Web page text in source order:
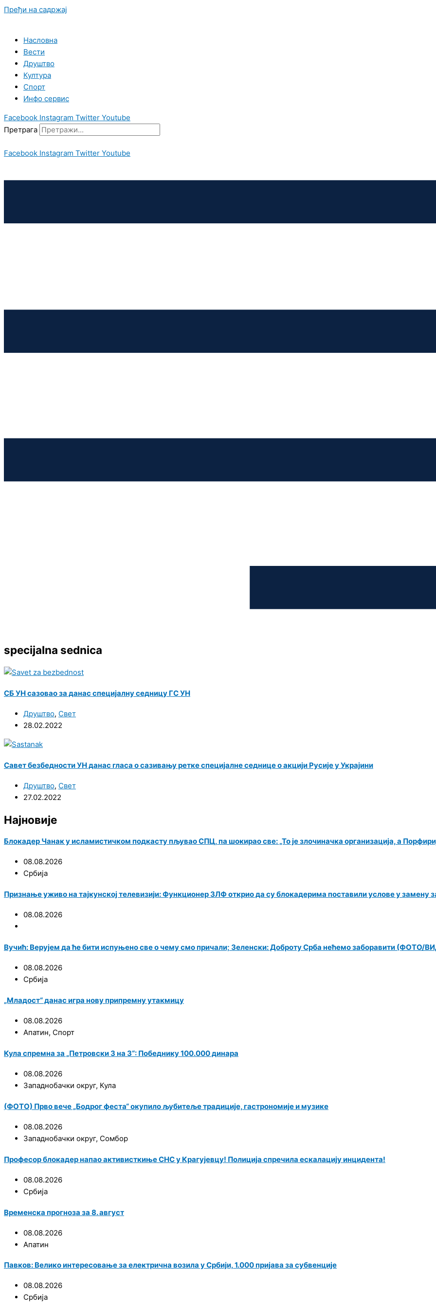
Пређи на садржај
Насловна
Вести
Друштво
Култура
Спорт
Инфо сервис
Facebook Instagram Twitter Youtube
Претрага
Facebook Instagram Twitter Youtube
specijalna sednica
СБ УН сазовао за данас специјалну седницу ГС УН
Друштво, Свет
28.02.2022
Савет безбедности УН данас гласа о сазивању ретке специјалне седнице о акцији Русије у Украјини
Друштво, Свет
27.02.2022
Најновије
Блокадер Чанак у исламистичком подкасту пљувао СПЦ, па шокирао све: „То је злочиначка организација, а
08.08.2026
Србија
Признање уживо на тајкунској телевизији: Функционер ЗЛФ открио да су блокадерима поставили услове у замену
08.08.2026
Вучић: Верујем да ће бити испуњено све о чему смо причали; Зеленски: Доброту Срба нећемо заборавити (ФОТО/
08.08.2026
Србија
„Младост“ данас игра нову припремну утакмицу
08.08.2026
Апатин, Спорт
Кула спремна за „Петровски 3 на 3“: Победнику 100.000 динара
08.08.2026
Западнобачки округ, Кула
(ФОТО) Прво вече „Бодрог феста“ окупило љубитеље традиције, гастрономије и музике
08.08.2026
Западнобачки округ, Сомбор
Професор блокадер напао активисткиње СНС у Крагујевцу! Полиција спречила ескалацију инцидента!
08.08.2026
Србија
Временска прогноза за 8. август
08.08.2026
Апатин
Павков: Велико интересовање за електрична возила у Србији, 1.000 пријава за субвенције
08.08.2026
Србија